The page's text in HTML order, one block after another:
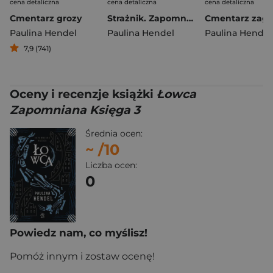
cena detaliczna
Cmentarz grozy
Paulina Hendel
7,9 (741)
cena detaliczna
Strażnik. Zapomniana księga. Tom 1 wyd. 2025
Paulina Hendel
cena detaliczna
Paulina Hendel
Oceny i recenzje książki Łowca
Zapomniana Księga 3
Średnia ocen:
~ /10
Liczba ocen:
0
Powiedz nam, co myślisz!
Pomóż innym i zostaw ocenę!